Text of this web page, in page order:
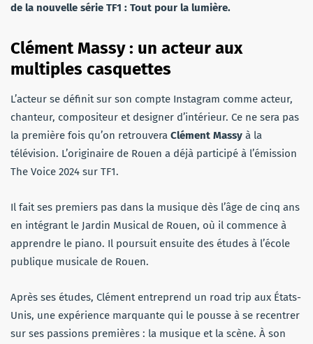
de la nouvelle série TF1 : Tout pour la lumière.
Clément Massy : un acteur aux
multiples casquettes
L’acteur se définit sur son compte Instagram comme acteur,
chanteur, compositeur et designer d’intérieur. Ce ne sera pas
la première fois qu’on retrouvera Clément Massy à la
télévision. L’originaire de Rouen a déjà participé à l’émission
The Voice 2024 sur TF1.
Il fait ses premiers pas dans la musique dès l’âge de cinq ans
en intégrant le Jardin Musical de Rouen, où il commence à
apprendre le piano. Il poursuit ensuite des études à l’école
publique musicale de Rouen.
Après ses études, Clément entreprend un road trip aux États-
Unis, une expérience marquante qui le pousse à se recentrer
sur ses passions premières : la musique et la scène. À son